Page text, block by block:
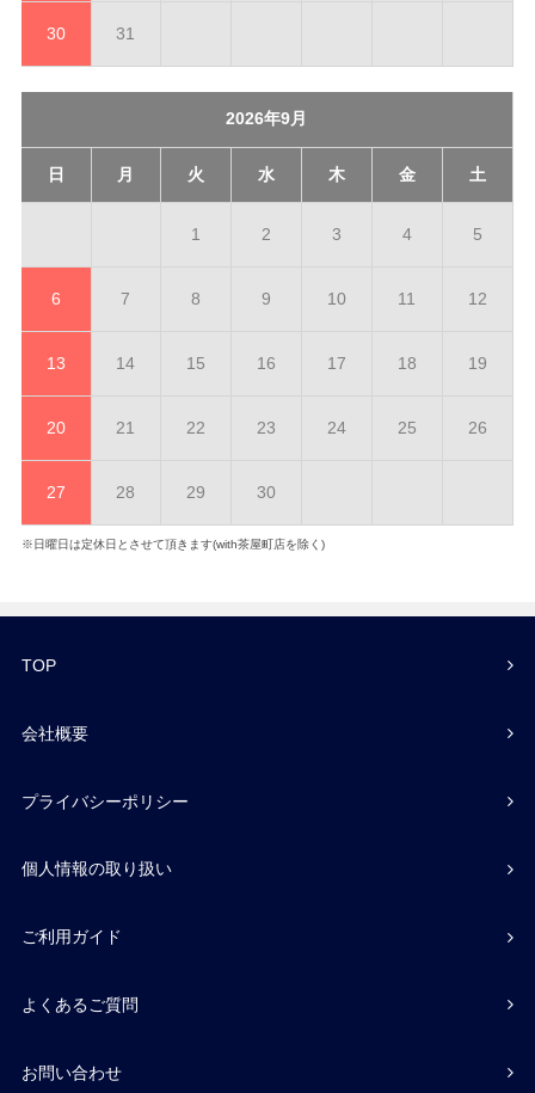
30 31
2026年9月
日 月 火 水 木 金 土
1 2 3 4 5
6 7 8 9 10 11 12
13 14 15 16 17 18 19
20 21 22 23 24 25 26
27 28 29 30
※日曜日は定休日とさせて頂きます(with茶屋町店を除く)
TOP
会社概要
プライバシーポリシー
個人情報の取り扱い
ご利用ガイド
よくあるご質問
お問い合わせ